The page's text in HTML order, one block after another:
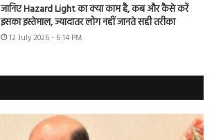
जानिए Hazard Light का क्या काम है, कब और कैसे करें
इसका इस्तेमाल, ज्यादातर लोग नहीं जानते सही तरीका
12 July 2026 - 6:14 PM